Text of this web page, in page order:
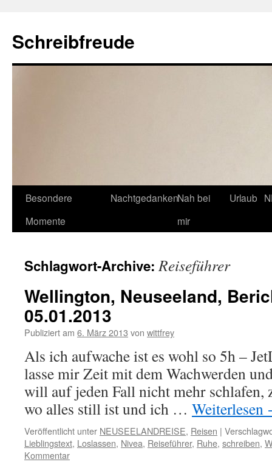
Schreibfreude
Besondere
Momente
NachtgedankenNah bei
mir
Urlaub
Schlagwort-Archive:Reiseführer
Wellington, Neuseeland,
05.01.2013
Publiziert am 6. März 2013 von wittfrey
Als ich aufwache ist es wohl so 5h –
lasse mir Zeit mit dem Wachwerden
will auf jeden Fall nicht mehr schlafen,
wo alles still ist und ich … Weiterlesen
Veröffentlicht unter NEUSEELANDREISE, Reisen |
Lieblingstext, Loslassen, Nivea, Reiseführer, Ruhe, schreiben,
Kommentar